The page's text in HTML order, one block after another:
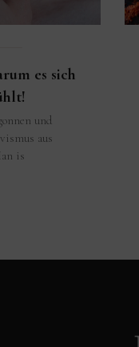
es sich
und
aus
is